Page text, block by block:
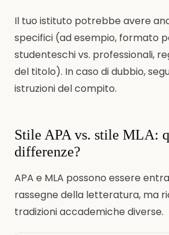
Il tuo istituto potrebbe avere
specifici (ad esempio, formato
studenteschi vs. professionali,
del titolo). In caso di dubbio,
istruzioni del compito.
Stile APA vs. stile MLA:
differenze?
APA e MLA possono essere
rassegne della letteratura, ma
tradizioni accademiche diverse.